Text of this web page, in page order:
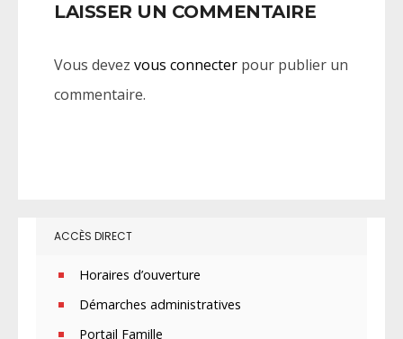
LAISSER UN COMMENTAIRE
Vous devez vous connecter pour publier un
commentaire.
ACCÈS DIRECT
Horaires d’ouverture
Démarches administratives
Portail Famille